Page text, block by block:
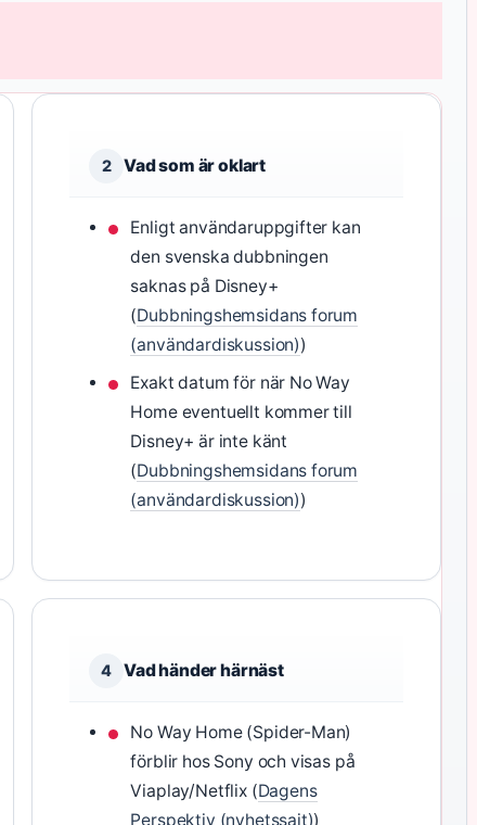
2 Vad som är oklart
Enligt användaruppgifter kan
den svenska dubbningen
saknas på Disney+
(Dubbningshemsidans forum
(användardiskussion))
Exakt datum för när No Way
Home eventuellt kommer till
Disney+ är inte känt
(Dubbningshemsidans forum
(användardiskussion))
4 Vad händer härnäst
No Way Home (Spider-Man)
förblir hos Sony och visas på
Viaplay/Netflix (Dagens
Perspektiv (nyhetssajt))